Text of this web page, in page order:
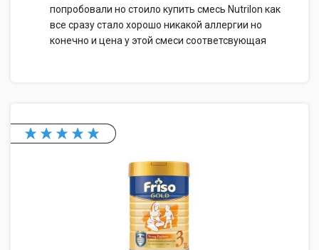
попробовали но стоило купить смесь Nutrilon как
все сразу стало хорошо никакой аллергии но
конечно и цена у этой смеси соответсвующая